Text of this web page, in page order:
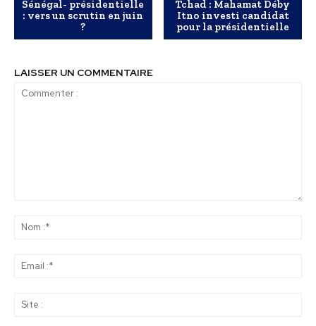
Sénégal- présidentielle
: vers un scrutin en juin
?
Tchad : Mahamat Déby
Itno investi candidat
pour la présidentielle
LAISSER UN COMMENTAIRE